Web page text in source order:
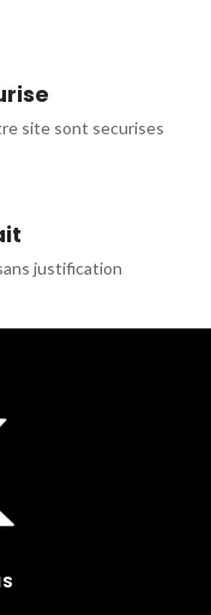
site sont securises
justification